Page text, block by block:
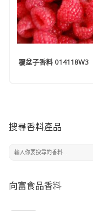
覆盆子香料 014118W3
搜尋香料產品
向富食品香料